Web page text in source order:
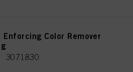
Enforcing Color Remover
3071830